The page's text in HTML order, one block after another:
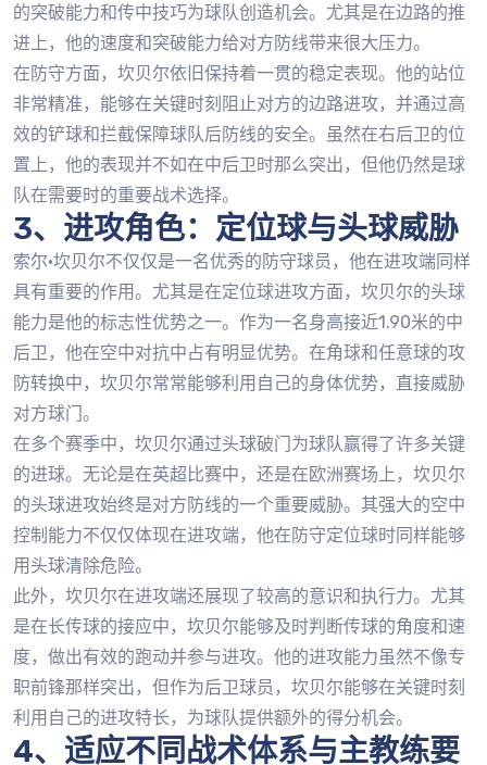
的突破能力和传中技巧为球队创造机会。尤其是在边路的推
进上，他的速度和突破能力给对方防线带来很大压力。
在防守方面，坎贝尔依旧保持着一贯的稳定表现。他的站位
非常精准，能够在关键时刻阻止对方的边路进攻，并通过高
效的铲球和拦截保障球队后防线的安全。虽然在右后卫的位
置上，他的表现并不如在中后卫时那么突出，但他仍然是球
队在需要时的重要战术选择。
3、进攻角色：定位球与头球威胁
索尔·坎贝尔不仅仅是一名优秀的防守球员，他在进攻端同样
具有重要的作用。尤其是在定位球进攻方面，坎贝尔的头球
能力是他的标志性优势之一。作为一名身高接近1.90米的中
后卫，他在空中对抗中占有明显优势。在角球和任意球的攻
防转换中，坎贝尔常常能够利用自己的身体优势，直接威胁
对方球门。
在多个赛季中，坎贝尔通过头球破门为球队赢得了许多关键
的进球。无论是在英超比赛中，还是在欧洲赛场上，坎贝尔
的头球进攻始终是对方防线的一个重要威胁。其强大的空中
控制能力不仅仅体现在进攻端，他在防守定位球时同样能够
用头球清除危险。
此外，坎贝尔在进攻端还展现了较高的意识和执行力。尤其
是在长传球的接应中，坎贝尔能够及时判断传球的角度和速
度，做出有效的跑动并参与进攻。他的进攻能力虽然不像专
职前锋那样突出，但作为后卫球员，坎贝尔能够在关键时刻
利用自己的进攻特长，为球队提供额外的得分机会。
4、适应不同战术体系与主教练要